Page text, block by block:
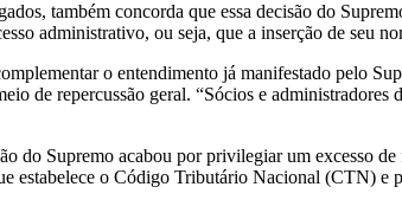
também concorda que essa decisão do
administrativo, ou seja, que a inserção de seu
o entendimento já manifestado pelo
de repercussão geral. “Sócios e administradores
do Supremo acabou por privilegiar um excesso
estabelece o Código Tributário Nacional (CTN)